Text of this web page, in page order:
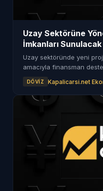
Uzay Sektörüne
İmkanları Sunulacak
Uzay sektöründe yeni
amacıyla finansman
DÖVIZ Kapalicarsi.net